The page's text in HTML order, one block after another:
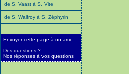
de S. Vaast à S. Vite
de S. Walfroy à S. Zéphyrin
Envoyer cette page à un ami
Des questions ?
Nos réponses à vos questions